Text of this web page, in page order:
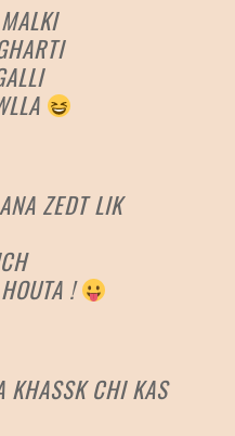
ZEDT LIK
!
CHI KAS